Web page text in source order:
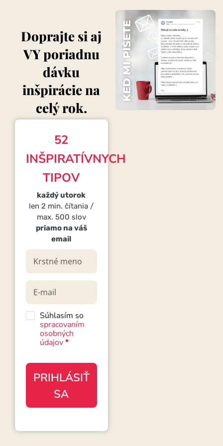
Doprajte si aj
VY poriadnu
dávku
inšpirácie na
celý rok.
52
INŠPIRATÍVNYCH
TIPOV
každý utorok
len 2 min. čítania /
max. 500 slov
priamo na váš
email
Súhlasím so
spracovaním
osobných
údajov*
PRIHLÁSIŤ
SA